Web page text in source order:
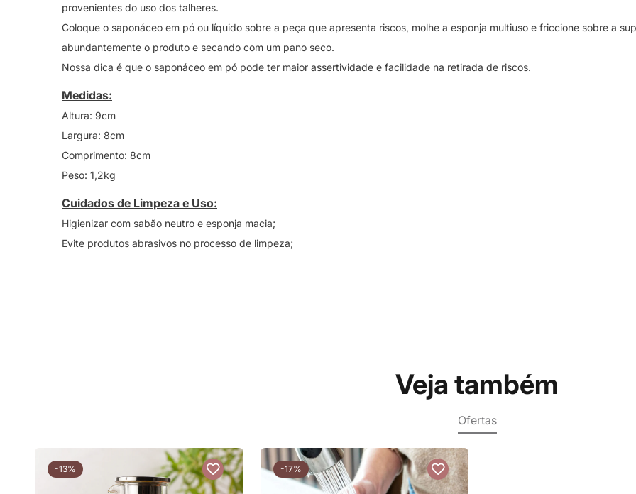
provenientes do uso dos talheres.
Coloque o saponáceo em pó ou líquido sobre a peça que apresenta riscos, molhe a esponja multiuso e friccione sobre a
abundantemente o produto e secando com um pano seco.
Nossa dica é que o saponáceo em pó pode ter maior assertividade e facilidade na retirada de riscos.
Medidas:
Altura: 9cm
Largura: 8cm
Comprimento: 8cm
Peso: 1,2kg
Cuidados de Limpeza e Uso:
Higienizar com sabão neutro e esponja macia;
Evite produtos abrasivos no processo de limpeza;
Veja também
Ofertas
-13% -17%